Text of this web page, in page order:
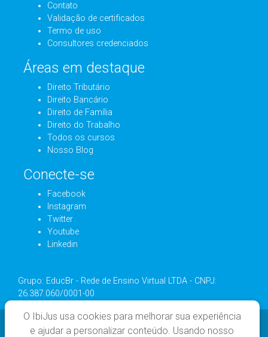
Contato
Validação de certificados
Termo de uso
Consultores credenciados
Áreas em destaque
Direito Tributário
Direito Bancário
Direito de Família
Direito do Trabalho
Todos os cursos
Nosso Blog
Conecte-se
Facebook
Instagram
Twitter
Youtube
Linkedin
Grupo: EducBr - Rede de Ensino Virtual LTDA - CNPJ:
26.387.060/0001-00
O IbiJus usa cookies para melhorar sua experiência
e ajudar a personalizar conteúdo. Usando nosso